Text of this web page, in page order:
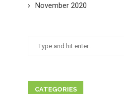
November 2020
CATEGORIES